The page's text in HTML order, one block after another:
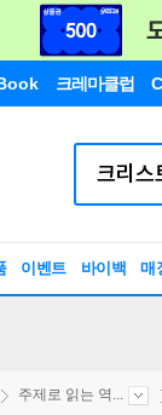
크레마클럽
이벤트 바이백 매
주제로 읽는 역...